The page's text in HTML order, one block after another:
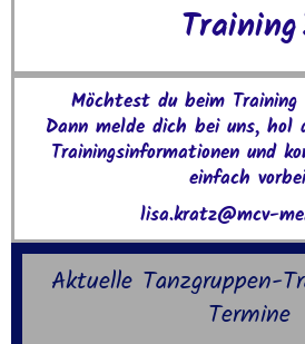
Möchtest du beim Training
Dann melde dich bei uns,
Trainingsinformationen und
einfach
lisa.kratz@mcv-
Aktuelle Tanzgruppen-
Termine